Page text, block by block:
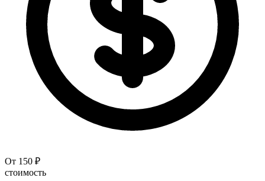
От 150 ₽
стоимость